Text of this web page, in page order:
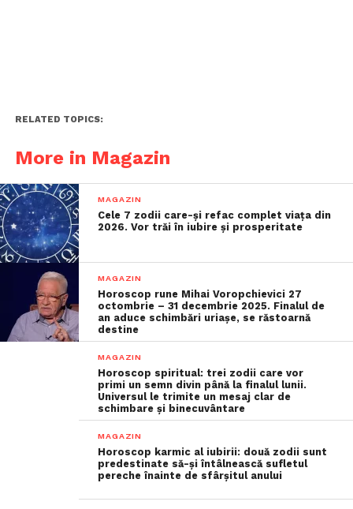
RELATED TOPICS:
More in Magazin
MAGAZIN
Cele 7 zodii care-și refac complet viața din
2026. Vor trăi în iubire și prosperitate
MAGAZIN
Horoscop rune Mihai Voropchievici 27
octombrie – 31 decembrie 2025. Finalul de
an aduce schimbări uriașe, se răstoarnă
destine
MAGAZIN
Horoscop spiritual: trei zodii care vor
primi un semn divin până la finalul lunii.
Universul le trimite un mesaj clar de
schimbare și binecuvântare
MAGAZIN
Horoscop karmic al iubirii: două zodii sunt
predestinate să-și întâlnească sufletul
pereche înainte de sfârșitul anului